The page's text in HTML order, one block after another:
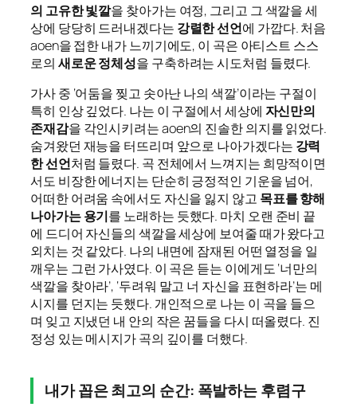
의 고유한 빛깔을 찾아가는 여정, 그리고 그 색깔을 세
상에 당당히 드러내겠다는 강렬한 선언에 가깝다. 처음
aoen을 접한 내가 느끼기에도, 이 곡은 아티스트 스스
로의 새로운 정체성을 구축하려는 시도처럼 들렸다.
가사 중 ‘어둠을 찢고 솟아난 나의 색깔’이라는 구절이
특히 인상 깊었다. 나는 이 구절에서 세상에 자신만의
존재감을 각인시키려는 aoen의 진솔한 의지를 읽었다.
숨겨왔던 재능을 터뜨리며 앞으로 나아가겠다는 강력
한 선언처럼 들렸다. 곡 전체에서 느껴지는 희망적이면
서도 비장한 에너지는 단순히 긍정적인 기운을 넘어,
어떠한 어려움 속에서도 자신을 잃지 않고 목표를 향해
나아가는 용기를 노래하는 듯했다. 마치 오랜 준비 끝
에 드디어 자신들의 색깔을 세상에 보여줄 때가 왔다고
외치는 것 같았다. 나의 내면에 잠재된 어떤 열정을 일
깨우는 그런 가사였다. 이 곡은 듣는 이에게도 ‘너만의
색깔을 찾아라’, ‘두려워 말고 너 자신을 표현하라’는 메
시지를 던지는 듯했다. 개인적으로 나는 이 곡을 들으
며 잊고 지냈던 내 안의 작은 꿈들을 다시 떠올렸다. 진
정성 있는 메시지가 곡의 깊이를 더했다.
내가 꼽은 최고의 순간: 폭발하는 후렴구